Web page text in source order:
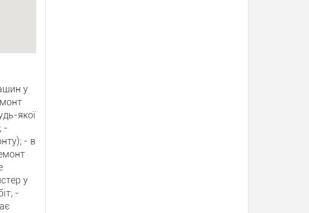
у
якої
-
- в
у
-